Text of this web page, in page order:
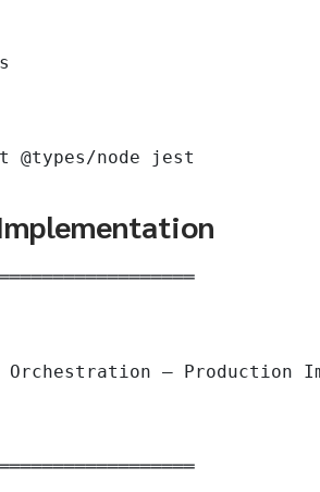
node jest
— Production